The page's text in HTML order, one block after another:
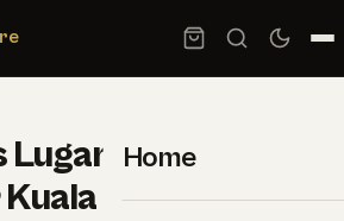
Home
para
Lumpur